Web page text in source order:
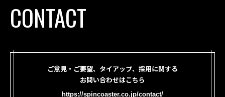
CONTACT
ご意見・ご要望、タイアップ、採用に関する
お問い合わせはこちら
https://spincoaster.co.jp/contact/